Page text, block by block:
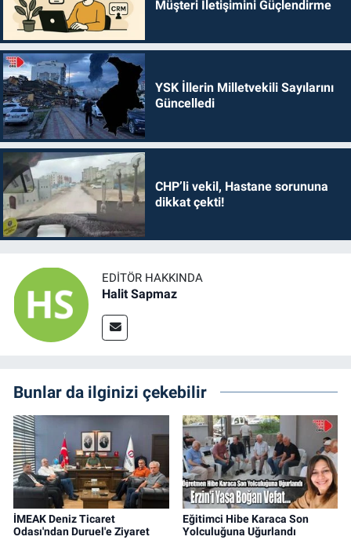
Müşteri İletişimini Güçlendirme
YSK İllerin Milletvekili Sayılarını
Güncelledi
CHP’li vekil, Hastane sorununa
dikkat çekti!
EDITÖR HAKKINDA
Halit Sapmaz
Bunlar da ilginizi çekebilir
İMEAK Deniz Ticaret
Odası'ndan Duruel'e Ziyaret
Eğitimci Hibe Karaca Son
Yolculuğuna Uğurlandı